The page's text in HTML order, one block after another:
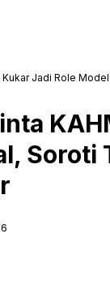
Jadi Role
Soroti